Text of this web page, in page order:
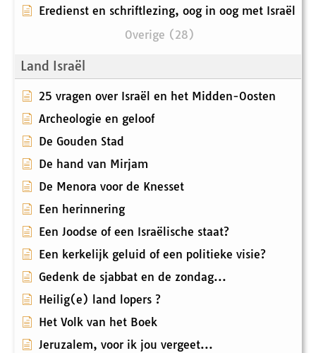
Eredienst en schriftlezing, oog in oog met Israël
Overige (28)
Land Israël
25 vragen over Israël en het Midden-Oosten
Archeologie en geloof
De Gouden Stad
De hand van Mirjam
De Menora voor de Knesset
Een herinnering
Een Joodse of een Israëlische staat?
Een kerkelijk geluid of een politieke visie?
Gedenk de sjabbat en de zondag...
Heilig(e) land lopers ?
Het Volk van het Boek
Jeruzalem, voor ik jou vergeet...